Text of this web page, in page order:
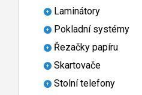
Laminátory
Pokladní systémy
Řezačky papíru
Skartovače
Stolní telefony